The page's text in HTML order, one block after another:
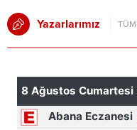
Yazarlarımız